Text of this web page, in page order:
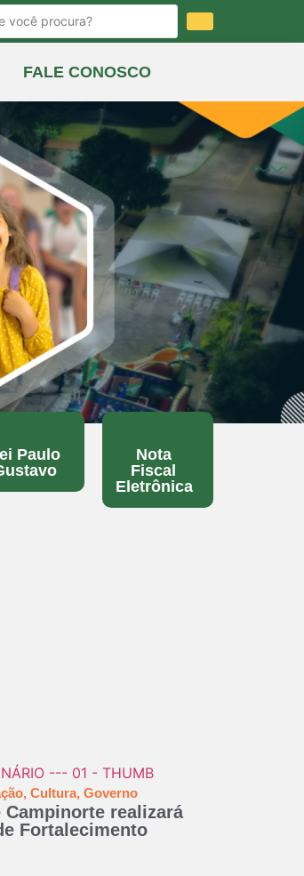
FALE CONOSCO
Paulo
Nota
Fiscal
Eletrônica
, Cultura, Governo
Campinorte realizará
Fortalecimento